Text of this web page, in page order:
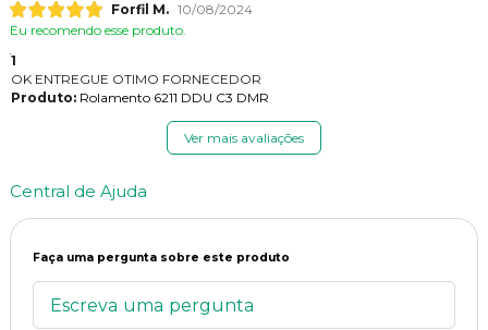
Forfil M. 10/08/2024
Eu recomendo esse produto.
1
OK ENTREGUE OTIMO FORNECEDOR
Produto:Rolamento 6211 DDU C3 DMR
Ver mais avaliações
Central de Ajuda
Faça uma pergunta sobre este produto